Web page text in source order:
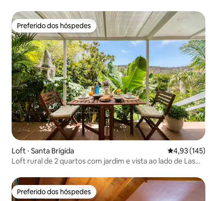
Preferido dos hóspedes
Preferido dos hóspedes
Loft ⋅ Santa Brígida 4,93 de uma
4,93 (145)
Loft rural de 2 quartos com jardim e vista ao lado de Las
Preferido dos hóspedes
Preferido dos hóspedes